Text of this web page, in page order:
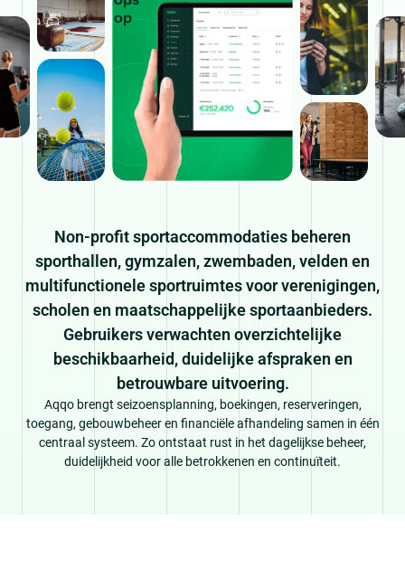
Non-profit sportaccommodaties beheren
sporthallen, gymzalen, zwembaden, velden en
multifunctionele sportruimtes voor verenigingen,
scholen en maatschappelijke sportaanbieders.
Gebruikers verwachten overzichtelijke
beschikbaarheid, duidelijke afspraken en
betrouwbare uitvoering.
Aqqo brengt seizoensplanning, boekingen, reserveringen,
toegang, gebouwbeheer en financiële afhandeling samen in één
centraal systeem. Zo ontstaat rust in het dagelijkse beheer,
duidelijkheid voor alle betrokkenen en continuïteit.